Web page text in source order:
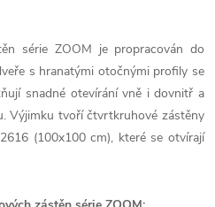
série ZOOM je propracován do
s hranatými otočnými profily se
snadné otevírání vně i dovnitř a
Výjimku tvoří čtvrtkruhové zástěny
(100x100 cm), které se otvírají